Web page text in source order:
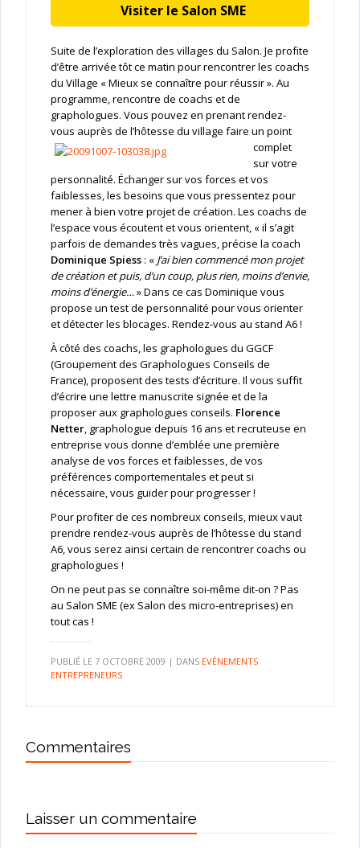
Visiter le Salon SME
Suite de l’exploration des villages du Salon. Je profite
d’être arrivée tôt ce matin pour rencontrer les coachs
du Village « Mieux se connaître pour réussir ». Au
programme, rencontre de coachs et de
graphologues. Vous pouvez en prenant rendez-
vous auprès de l’hôtesse du village faire un point
complet
sur votre
personnalité. Échanger sur vos forces et vos
faiblesses, les besoins que vous pressentez pour
mener à bien votre projet de création. Les coachs de
l’espace vous écoutent et vous orientent, « il s’agit
parfois de demandes très vagues, précise la coach
Dominique Spiess: « J’ai bien commencé mon projet
de création et puis, d’un coup, plus rien, moins d’envie,
moins d’énergie…» Dans ce cas Dominique vous
propose un test de personnalité pour vous orienter
et détecter les blocages. Rendez-vous au stand A6 !
À côté des coachs, les graphologues du GGCF
(Groupement des Graphologues Conseils de
France), proposent des tests d’écriture. Il vous suffit
d’écrire une lettre manuscrite signée et de la
proposer aux graphologues conseils. Florence
Netter, graphologue depuis 16 ans et recruteuse en
entreprise vous donne d’emblée une première
analyse de vos forces et faiblesses, de vos
préférences comportementales et peut si
nécessaire, vous guider pour progresser !
Pour profiter de ces nombreux conseils, mieux vaut
prendre rendez-vous auprès de l’hôtesse du stand
A6, vous serez ainsi certain de rencontrer coachs ou
graphologues !
On ne peut pas se connaître soi-même dit-on ? Pas
au Salon SME (ex Salon des micro-entreprises) en
tout cas !
PUBLIÉ LE 7 OCTOBRE 2009 | DANS EVÈNEMENTS
ENTREPRENEURS
Commentaires
Laisser un commentaire